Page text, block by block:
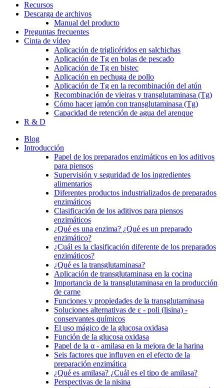
Recursos
Descarga de archivos
Manual del producto
Preguntas frecuentes
Cinta de vídeo
Aplicación de triglicéridos en salchichas
Aplicación de Tg en bolas de pescado
Aplicación de Tg en bistec
Aplicación en pechuga de pollo
Aplicación de Tg en la recombinación del atún
Recombinación de vieiras y transglutaminasa (Tg)
Cómo hacer jamón con transglutaminasa (Tg)
Capacidad de retención de agua del arenque
R & D
Blog
Introducción
Papel de los preparados enzimáticos en los aditivos
para piensos
Supervisión y seguridad de los ingredientes
alimentarios
Diferentes productos industrializados de preparados
enzimáticos
Clasificación de los aditivos para piensos
enzimáticos
¿Qué es una enzima? ¿Qué es un preparado
enzimático?
¿Cuál es la clasificación diferente de los preparados
enzimáticos?
¿Qué es la transglutaminasa?
Aplicación de transglutaminasa en la cocina
Importancia de la transglutaminasa en la producción
de carne
Funciones y propiedades de la transglutaminasa
Soluciones alternativas de ε - poli (lisina) -
conservantes químicos
El uso mágico de la glucosa oxidasa
Función de la glucosa oxidasa
Papel de la α - amilasa en la mejora de la harina
Seis factores que influyen en el efecto de la
preparación enzimática
¿Qué es amilasa? ¿Cuál es el tipo de amilasa?
Perspectivas de la nisina